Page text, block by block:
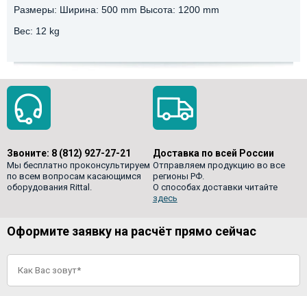
Размеры: Ширина: 500 mm Высота: 1200 mm
Вес: 12 kg
Звоните: 8 (812) 927-27-21
Мы бесплатно проконсультируем
по всем вопросам касающимся
оборудования Rittal.
Доставка по всей России
Отправляем продукцию во все
регионы РФ.
О способах доставки читайте
здесь
Оформите заявку на расчёт прямо сейчас